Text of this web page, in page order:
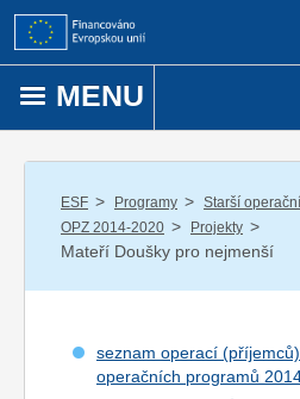
Přejít k obsahu
MENU
ESF / Programy / Starší
OPZ 2014-2020 / Projekty /
Mateří Doušky pro nejmenší
seznam operací
operačních programů